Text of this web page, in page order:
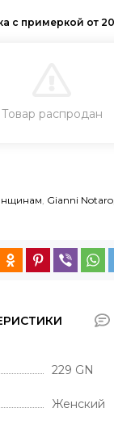
КУПИТЬ В 1 КЛИК
Товар распродан
Gianni Notaro
229 GN
Женский